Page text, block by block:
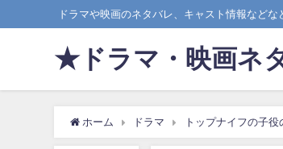
ドラマや映画のネタバレ、キャスト情報などな
★ドラマ・映画ネ
ホーム ドラマ トップナイフの子